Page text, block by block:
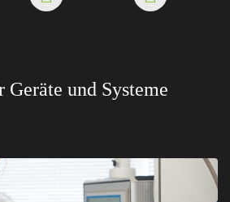
und Systeme